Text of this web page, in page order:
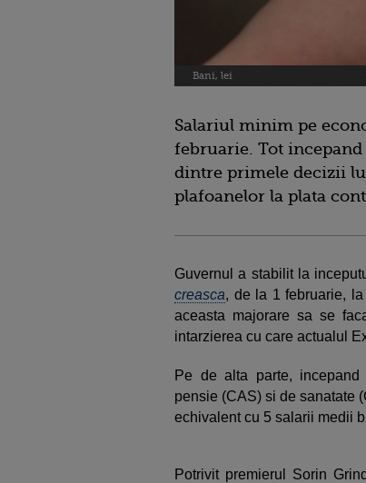
Bani, lei
Salariul minim pe
februarie. Tot
dintre primele decizii
plafoanelor la plata
Guvernul a stabilit la
creasca, de la 1 februarie,
aceasta majorare sa se
intarzierea cu care actualul
Pe de alta parte,
pensie (CAS) si de sanatate
echivalent cu 5 salarii medii
Potrivit premierul Sorin